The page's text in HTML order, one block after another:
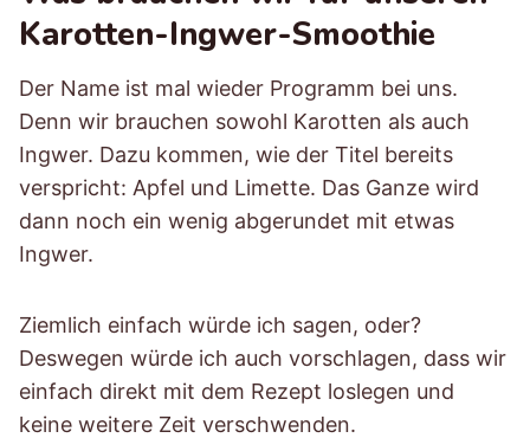
Karotten-Ingwer-Smoothie
Der Name ist mal wieder Programm bei uns.
Denn wir brauchen sowohl Karotten als auch
Ingwer. Dazu kommen, wie der Titel bereits
verspricht: Apfel und Limette. Das Ganze wird
dann noch ein wenig abgerundet mit etwas
Ingwer.
Ziemlich einfach würde ich sagen, oder?
Deswegen würde ich auch vorschlagen, dass wir
einfach direkt mit dem Rezept loslegen und
keine weitere Zeit verschwenden.